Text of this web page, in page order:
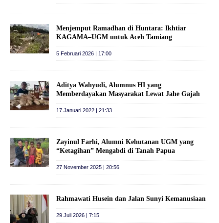
Menjemput Ramadhan di Huntara: Ikhtiar
KAGAMA–UGM untuk Aceh Tamiang
5 Februari 2026 | 17:00
Aditya Wahyudi, Alumnus HI yang
Memberdayakan Masyarakat Lewat Jahe Gajah
17 Januari 2022 | 21:33
Zayinul Farhi, Alumni Kehutanan UGM yang
“Ketagihan” Mengabdi di Tanah Papua
27 November 2025 | 20:56
Rahmawati Husein dan Jalan Sunyi Kemanusiaan
29 Juli 2026 | 7:15